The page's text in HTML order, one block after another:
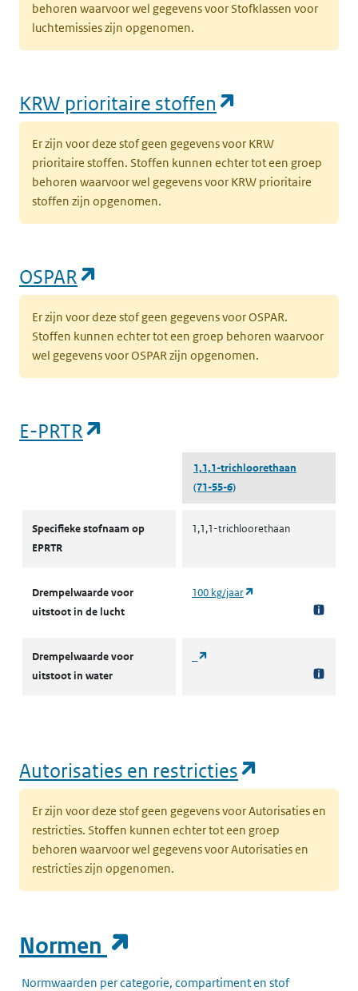
behoren waarvoor wel gegevens voor Stofklassen voor
luchtemissies zijn opgenomen.
KRW prioritaire stoffen
Er zijn voor deze stof geen gegevens voor KRW
prioritaire stoffen. Stoffen kunnen echter tot een groep
behoren waarvoor wel gegevens voor KRW prioritaire
stoffen zijn opgenomen.
OSPAR
Er zijn voor deze stof geen gegevens voor OSPAR.
Stoffen kunnen echter tot een groep behoren waarvoor
wel gegevens voor OSPAR zijn opgenomen.
E-PRTR
1,1,1-trichloorethaan
(71-55-6)
Specifieke stofnaam op
EPRTR
1,1,1-trichloorethaan
Drempelwaarde voor
uitstoot in de lucht
100 kg/jaar
Drempelwaarde voor
uitstoot in water
Autorisaties en restricties
Er zijn voor deze stof geen gegevens voor Autorisaties en
restricties. Stoffen kunnen echter tot een groep
behoren waarvoor wel gegevens voor Autorisaties en
restricties zijn opgenomen.
Normen
Normwaarden per categorie, compartiment en stof